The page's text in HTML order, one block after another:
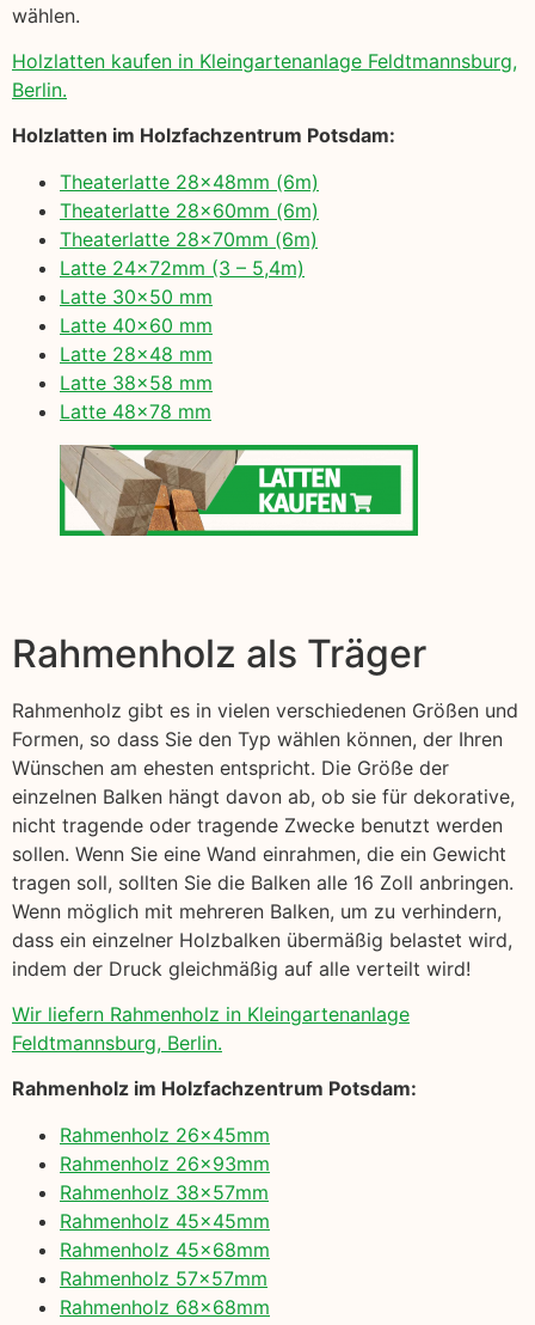
wählen.
Holzlatten kaufen in Kleingartenanlage Feldtmannsburg,
Berlin.
Holzlatten im Holzfachzentrum Potsdam:
Theaterlatte 28x48mm (6m)
Theaterlatte 28x60mm (6m)
Theaterlatte 28x70mm (6m)
Latte 24x72mm (3 – 5,4m)
Latte 30×50 mm
Latte 40×60 mm
Latte 28×48 mm
Latte 38×58 mm
Latte 48×78 mm
Rahmenholz als Träger
Rahmenholz gibt es in vielen verschiedenen Größen und
Formen, so dass Sie den Typ wählen können, der Ihren
Wünschen am ehesten entspricht. Die Größe der
einzelnen Balken hängt davon ab, ob sie für dekorative,
nicht tragende oder tragende Zwecke benutzt werden
sollen. Wenn Sie eine Wand einrahmen, die ein Gewicht
tragen soll, sollten Sie die Balken alle 16 Zoll anbringen.
Wenn möglich mit mehreren Balken, um zu verhindern,
dass ein einzelner Holzbalken übermäßig belastet wird,
indem der Druck gleichmäßig auf alle verteilt wird!
Wir liefern Rahmenholz in Kleingartenanlage
Feldtmannsburg, Berlin.
Rahmenholz im Holzfachzentrum Potsdam:
Rahmenholz 26x45mm
Rahmenholz 26x93mm
Rahmenholz 38x57mm
Rahmenholz 45x45mm
Rahmenholz 45x68mm
Rahmenholz 57x57mm
Rahmenholz 68x68mm